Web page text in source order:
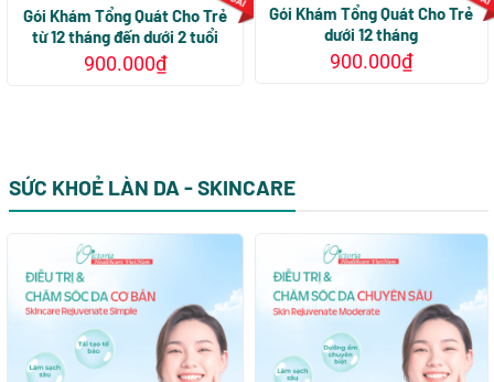
được
chọn
trên
Gói Khám Tổng Quát Cho Trẻ
từ 12 tháng đến dưới 2 tuổi
900.000₫
Gói Khám Tổng Quát Cho Trẻ
dưới 12 tháng
900.000₫
SỨC KHOẺ LÀN DA - SKINCARE